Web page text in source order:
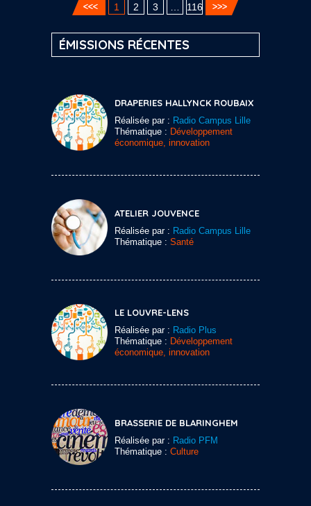
1 2 3 116
ÉMISSIONS RÉCENTES
DRAPERIES HALLYNCK ROUBAIX
Réalisée par : Radio Campus Lille
Thématique : Développement
économique, innovation
ATELIER JOUVENCE
Réalisée par : Radio Campus Lille
Thématique : Santé
LE LOUVRE-LENS
Réalisée par : Radio Plus
Thématique : Développement
économique, innovation
BRASSERIE DE BLARINGHEM
Réalisée par : Radio PFM
Thématique : Culture